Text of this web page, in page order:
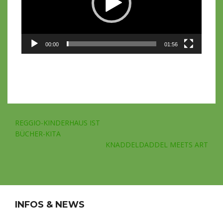
00:00 01:56
Beitragsnavigation
REGGIO-KINDERHAUS IST
BÜCHER-KITA
KNADDELDADDEL MEETS ART
INFOS & NEWS